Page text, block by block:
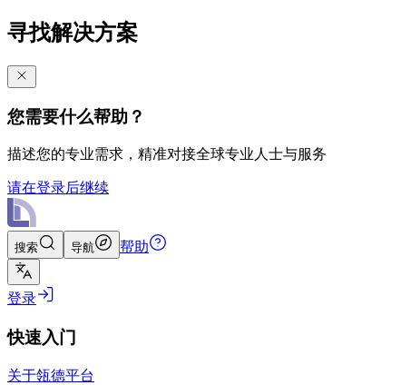
寻找解决方案
您需要什么帮助？
描述您的专业需求，精准对接全球专业人士与服务
请在登录后继续
搜索 导航 帮助
登录
快速入门
关于瓴德平台